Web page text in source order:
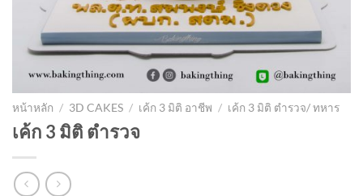
หน้าหลัก / 3D CAKES / เค้ก 3 มิติ อาชีพ / เค้ก 3 มิติ ตำรวจ/ ทหาร
เค้ก 3 มิติ ตำรวจ